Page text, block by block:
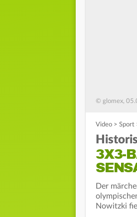
© glomex,
Video > Sport
3X3-
Der
Nowitzki